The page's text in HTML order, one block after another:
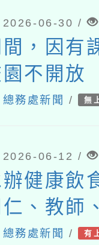
2026-06-30 /
，因有
不開放
總務處新聞 / 無
2026-06-12 /
健康飲
、教師
參加教
總務處新聞 / 有